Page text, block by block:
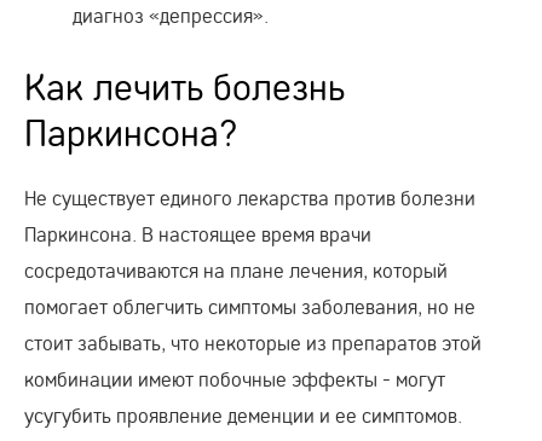
диагноз «депрессия».
Как лечить болезнь
Паркинсона?
Не существует единого лекарства против болезни
Паркинсона. В настоящее время врачи
сосредотачиваются на плане лечения, который
помогает облегчить симптомы заболевания, но не
стоит забывать, что некоторые из препаратов этой
комбинации имеют побочные эффекты - могут
усугубить проявление деменции и ее симптомов.